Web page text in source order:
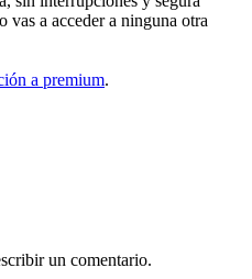
vas a acceder a ninguna otra
a premium.
un comentario.